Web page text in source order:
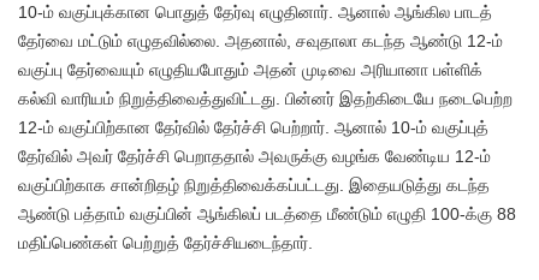
10-ம் வகுப்புக்கான பொதுத் தேர்வு எழுதினார். ஆனால் ஆங்கில பாடத்
தேர்வை மட்டும் எழுதவில்லை. அதனால், சவுதாலா கடந்த ஆண்டு 12-ம்
வகுப்பு தேர்வையும் எழுதியபோதும் அதன் முடிவை அரியானா பள்ளிக்
கல்வி வாரியம் நிறுத்திவைத்துவிட்டது. பின்னர் இதற்கிடையே நடைபெற்ற
12-ம் வகுப்பிற்கான தேர்வில் தேர்ச்சி பெற்றார். ஆனால் 10-ம் வகுப்புத்
தேர்வில் அவர் தேர்ச்சி பெறாததால் அவருக்கு வழங்க வேண்டிய 12-ம்
வகுப்பிற்காக சான்றிதழ் நிறுத்திவைக்கப்பட்டது. இதையடுத்து கடந்த
ஆண்டு பத்தாம் வகுப்பின் ஆங்கிலப் படத்தை மீண்டும் எழுதி 100-க்கு 88
மதிப்பெண்கள் பெற்றுத் தேர்ச்சியடைந்தார்.